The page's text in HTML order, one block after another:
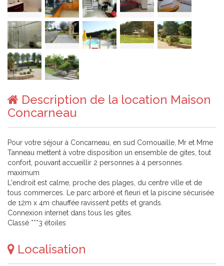
Description de la location Maison
Concarneau
Pour votre séjour à Concarneau, en sud Cornouaille, Mr et Mme
Tanneau mettent à votre disposition un ensemble de gites, tout
confort, pouvant accueillir 2 personnes à 4 personnes.
maximum
L'endroit est calme, proche des plages, du centre ville et de
tous commerces. Le parc arboré et fleuri et la piscine sécurisée
de 12m x 4m chauffée ravissent petits et grands.
Connexion internet dans tous les gîtes.
Classé ***3 étoiles
Localisation